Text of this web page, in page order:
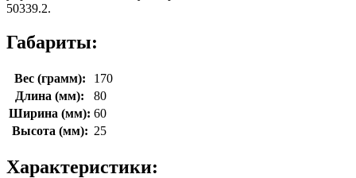
50339.2.
Габариты:
Вес (грамм):
170
Длина (мм):
80
Ширина (мм): 60
Высота (мм): 25
Характеристики: